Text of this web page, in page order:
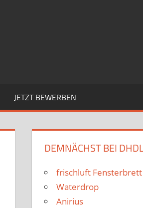
JETZT BEWERBEN
DEMNÄCHST BEI
frischluft Fensterbrett
Waterdrop
Anirius